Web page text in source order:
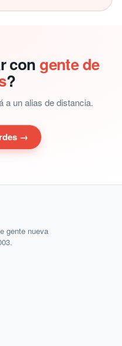
con gente de
?
a un alias de distancia.
→
gente nueva